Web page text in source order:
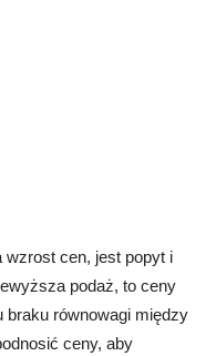
wzrost cen, jest popyt i
podaż, to ceny
braku równowagi między
ceny, aby